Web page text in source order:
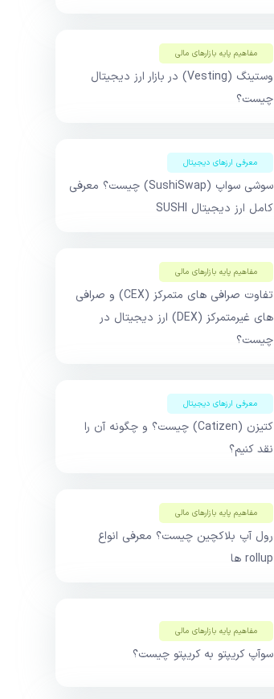
مفاهیم پایه بازار‌های مالی
وستینگ (Vesting) در بازار ارز دیجیتال
چیست؟
معرفی ارزهای دیجیتال
سوشی‌ سواپ (SushiSwap) چیست؟ معرفی
کامل ارز دیجیتال SUSHI
مفاهیم پایه بازار‌های مالی
تفاوت صرافی های متمرکز (CEX) و صرافی
های غیرمتمرکز (DEX) ارز دیجیتال در
چیست؟
معرفی ارزهای دیجیتال
کتیزن (Catizen) چیست؟ و چگونه آن را
نقد کنیم؟
مفاهیم پایه بازار‌های مالی
رول آپ بلاکچین چیست؟ معرفی انواع
rollup ها
مفاهیم پایه بازار‌های مالی
سوآپ کریپتو به کریپتو چیست؟